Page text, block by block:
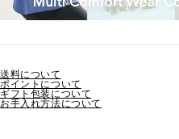
送料について
ポイントについて
ギフト包装について
お手入れ方法について